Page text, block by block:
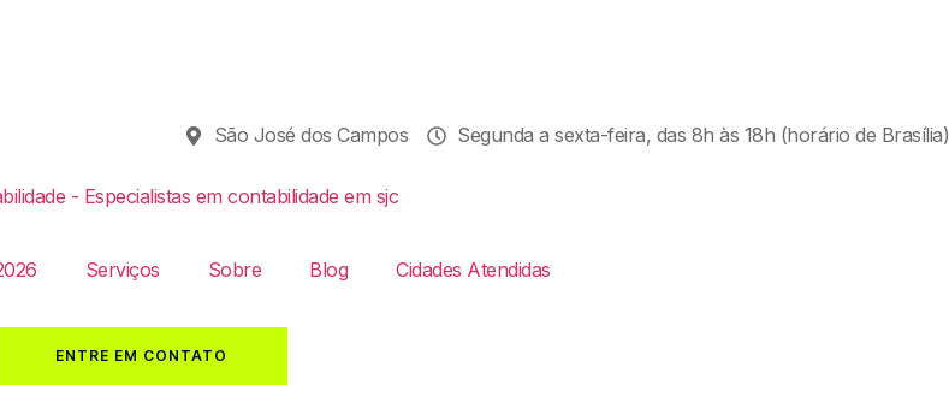
São José dos Campos Segunda a sexta-feira, das 8h às 18h (horário de Brasília)
Serviços Sobre Blog Cidades Atendidas
ENTRE EM CONTATO